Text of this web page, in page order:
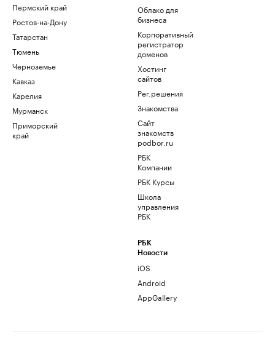
Пермский край
Ростов-на-Дону
Татарстан
Тюмень
Черноземье
Кавказ
Карелия
Мурманск
Приморский
край
Облако для
бизнеса
Корпоративный
регистратор
доменов
Хостинг
сайтов
Рег.решения
Знакомства
Сайт
знакомств
podbor.ru
РБК
Компании
РБК Курсы
Школа
управления
РБК
РБК
Новости
iOS
Android
AppGallery